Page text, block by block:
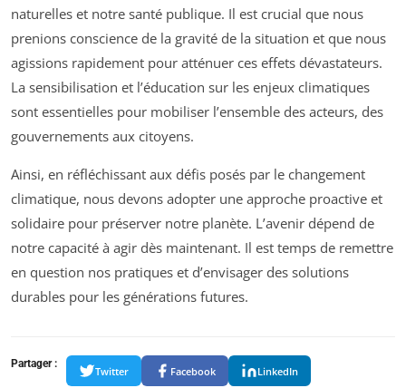
naturelles et notre santé publique. Il est crucial que nous
prenions conscience de la gravité de la situation et que nous
agissions rapidement pour atténuer ces effets dévastateurs.
La sensibilisation et l’éducation sur les enjeux climatiques
sont essentielles pour mobiliser l’ensemble des acteurs, des
gouvernements aux citoyens.
Ainsi, en réfléchissant aux défis posés par le changement
climatique, nous devons adopter une approche proactive et
solidaire pour préserver notre planète. L’avenir dépend de
notre capacité à agir dès maintenant. Il est temps de remettre
en question nos pratiques et d’envisager des solutions
durables pour les générations futures.
Partager :
Twitter Facebook LinkedIn